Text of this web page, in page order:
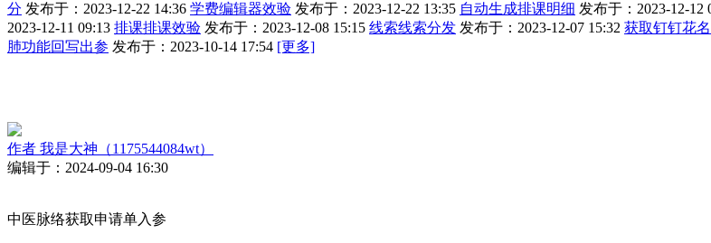
分 发布于：2023-12-22 14:36 学费编辑器效验 发布于：2023-12-22 13:35 自动生成排课明细 发布于：2023-12-12
2023-12-11 09:13 排课排课效验 发布于：2023-12-08 15:15 线索线索分发 发布于：2023-12-07 15:32 获取钉钉花
肺功能回写出参 发布于：2023-10-14 17:54 [更多]
作者 我是大神（1175544084wt）
编辑于：2024-09-04 16:30
中医脉络获取申请单入参